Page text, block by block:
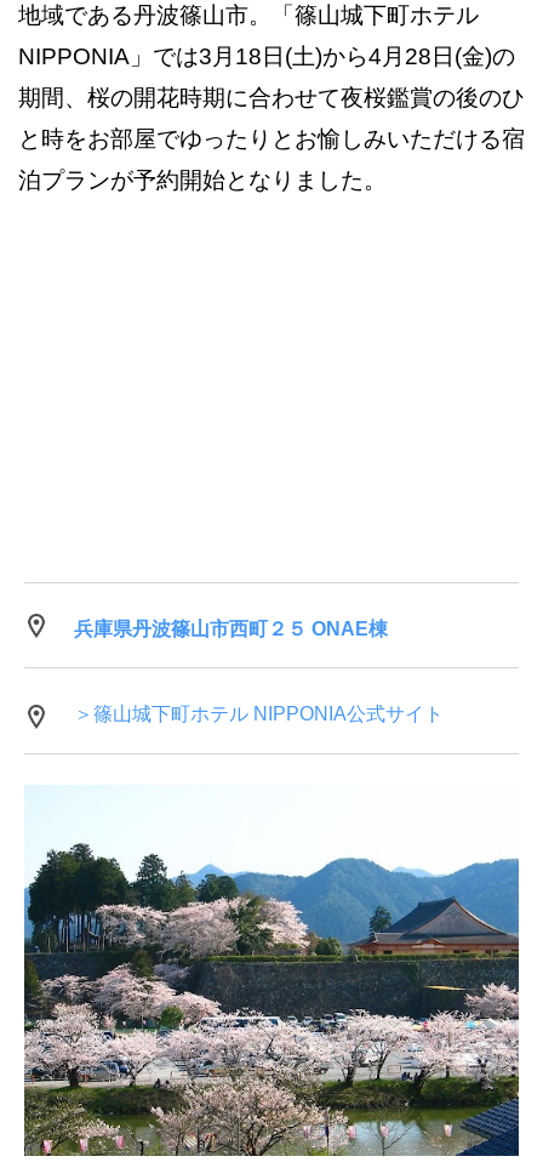
地域である丹波篠山市。「篠山城下町ホテル
NIPPONIA」では3月18日(土)から4月28日(金)の
期間、桜の開花時期に合わせて夜桜鑑賞の後のひ
と時をお部屋でゆったりとお愉しみいただける宿
泊プランが予約開始となりました。
兵庫県丹波篠山市西町２５ ONAE棟
＞篠山城下町ホテル NIPPONIA公式サイト